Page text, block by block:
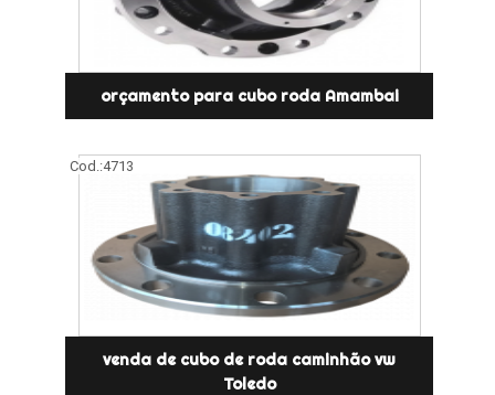
orçamento para cubo roda Amambai
Cod.:4713
venda de cubo de roda caminhão vw
Toledo